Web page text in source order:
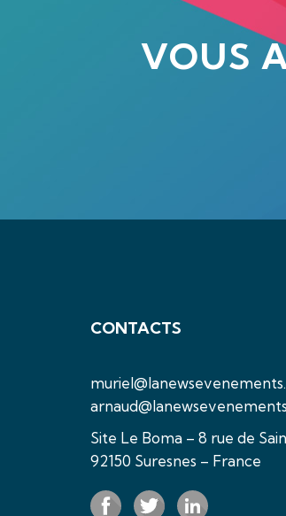
VOUS
CONTACTS
Site Le Boma – 8 rue de
92150 Suresnes – France